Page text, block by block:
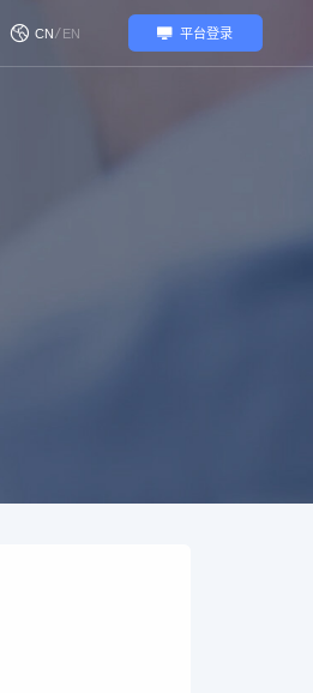
CN /EN 平台登录